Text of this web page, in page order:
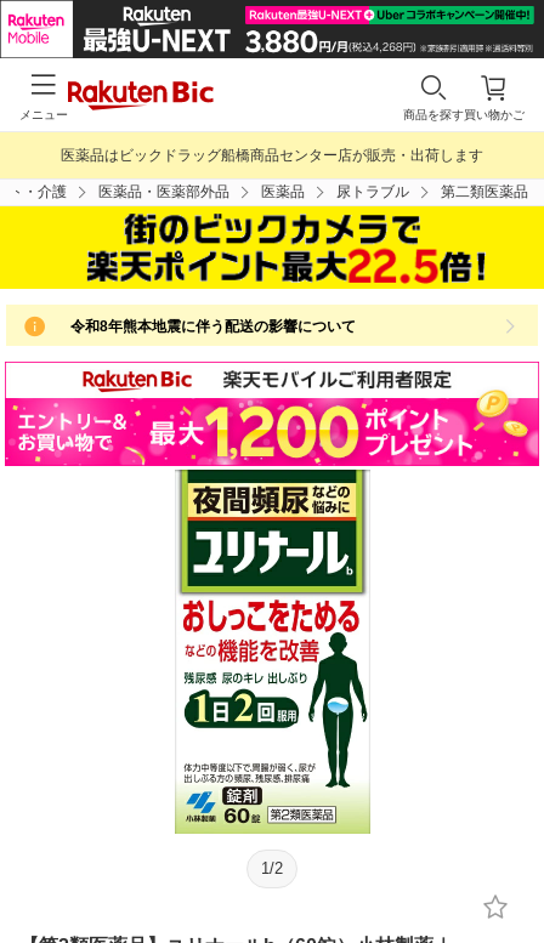
買い物かご
商品を探す
メニュー
医薬品はビックドラッグ船橋商品センター店が販売・出荷します
ト・介護 医薬品・医薬部外品 医薬品 尿トラブル 第二類医薬品
令和8年熊本地震に伴う配送の影響について
1 /2